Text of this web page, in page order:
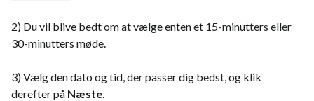
2) Du vil blive bedt om at vælge enten et 15-minutters eller
30-minutters møde.
3) Vælg den dato og tid, der passer dig bedst, og klik
derefter på Næste